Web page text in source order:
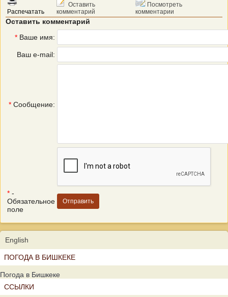
Распечатать
Оставить
комментарий
Посмотреть
комментарии
Оставить комментарий
* Ваше имя:
Ваш e-mail:
* Сообщение:
* -
Обязательное
поле
English
ПОГОДА В БИШКЕКЕ
Погода в Бишкеке
ССЫЛКИ